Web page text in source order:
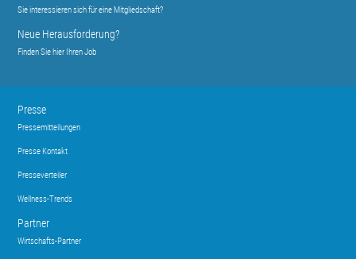
Sie interessieren sich für eine Mitgliedschaft?
Neue Herausforderung?
Finden Sie hier Ihren Job
Presse
Pressemitteilungen
Presse Kontakt
Presseverteiler
Wellness-Trends
Partner
Wirtschafts-Partner